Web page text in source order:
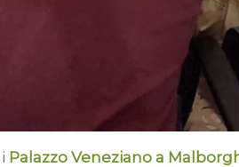
Palazzo Veneziano a